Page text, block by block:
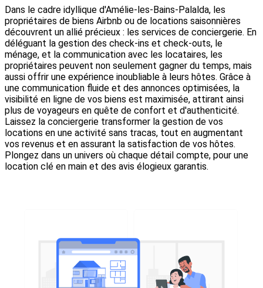
Dans le cadre idyllique d'Amélie-les-Bains-Palalda, les
propriétaires de biens Airbnb ou de locations saisonnières
découvrent un allié précieux : les services de conciergerie. En
déléguant la gestion des check-ins et check-outs, le
ménage, et la communication avec les locataires, les
propriétaires peuvent non seulement gagner du temps, mais
aussi offrir une expérience inoubliable à leurs hôtes. Grâce à
une communication fluide et des annonces optimisées, la
visibilité en ligne de vos biens est maximisée, attirant ainsi
plus de voyageurs en quête de confort et d'authenticité.
Laissez la conciergerie transformer la gestion de vos
locations en une activité sans tracas, tout en augmentant
vos revenus et en assurant la satisfaction de vos hôtes.
Plongez dans un univers où chaque détail compte, pour une
location clé en main et des avis élogieux garantis.